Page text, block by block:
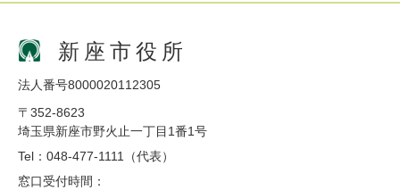
新座市役所
法人番号8000020112305
〒352-8623
埼玉県新座市野火止一丁目1番1号
Tel：048-477-1111（代表）
窓口受付時間：